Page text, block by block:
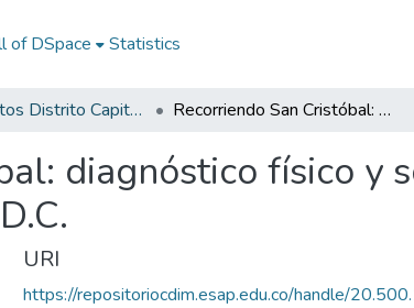
of DSpace Statistics
Documentos Distrito Capital - Localidades Recorriendo San Cristóbal: diagnóstico físico y socioeconómico de las localidades de Bogotá, D.C.
diagnóstico físico y
URI
https://repositoriocdim.esap.edu.co/handle/